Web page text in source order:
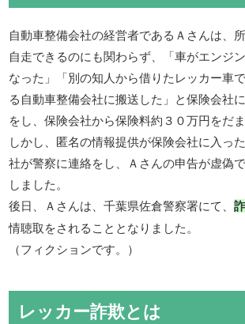
自動車整備会社の経営者であるＡさんは、
自走できるのにも関わらず、「車がエンジ
なった」「別の知人から借りたレッカー車
る自動車整備会社に搬送した」と保険会社
をし、保険会社から保険料約３０万円をだま
しかし、匿名の情報提供が保険会社に入っ
社が警察に連絡をし、Ａさんの申告が虚偽
しました。
後日、Ａさんは、千葉県佐倉警察署にて、
情聴取をされることとなりました。
（フィクションです。）
レッカー詐欺とは